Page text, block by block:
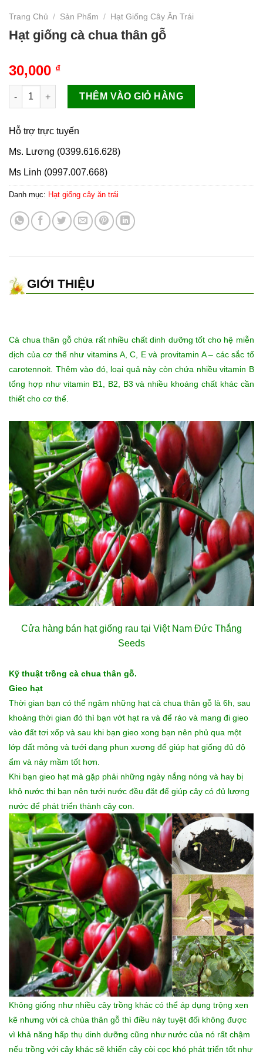
Trang Chủ / Sản Phẩm / Hạt Giống Cây Ăn Trái
Hạt giống cà chua thân gỗ
30,000 ₫
Hạt giống cà chua thân gỗ số lượng
THÊM VÀO GIỎ HÀNG
Hỗ trợ trực tuyến
Ms. Lương (0399.616.628)
Ms Linh (0997.007.668)
Danh mục: Hạt giống cây ăn trái
GIỚI THIỆU
Cà chua thân gỗ chứa rất nhiều chất dinh dưỡng tốt cho hệ miễn
dịch của cơ thể như vitamins A, C, E và provitamin A – các sắc tố
carotennoit. Thêm vào đó, loại quả này còn chứa nhiều vitamin B
tổng hợp như vitamin B1, B2, B3 và nhiều khoáng chất khác cần
thiết cho cơ thể.
Cửa hàng bán hạt giống rau tại Việt Nam Đức Thắng
Seeds
Kỹ thuật trồng cà chua thân gỗ.
Gieo hạt
Thời gian bạn có thể ngâm những hạt cà chua thân gỗ là 6h, sau
khoảng thời gian đó thì bạn vớt hạt ra và để ráo và mang đi gieo
vào đất tơi xốp và sau khi bạn gieo xong bạn nên phủ qua một
lớp đất mỏng và tưới dạng phun xương để giúp hạt giống đủ độ
ẩm và nảy mầm tốt hơn.
Khi bạn gieo hạt mà gặp phải những ngày nắng nóng và hay bị
khô nước thi bạn nên tưới nước đều đặt để giúp cây có đủ lượng
nước để phát triển thành cây con.
Không giống như nhiều cây trồng khác có thể áp dụng trộng xen
kẽ nhưng với cà chùa thân gỗ thì điều này tuyệt đối không được
vì khả năng hấp thụ dinh dưỡng cũng như nước của nó rất chậm
nếu trồng với cây khác sẽ khiến cây còi cọc khó phát triển tốt như